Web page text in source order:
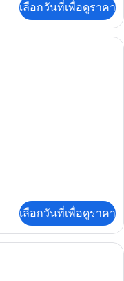
เลือกวันที่เพื่อดูราคา
มูนสวีท, อ่างน้ำวน, วิวคลอง |
เลือกวันที่เพื่อดูราคา
สสิกทริปเปิล | ผ้านวมขนเป็ด,